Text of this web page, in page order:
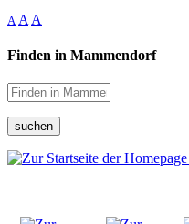
A A A
Finden in Mammendorf
suchen